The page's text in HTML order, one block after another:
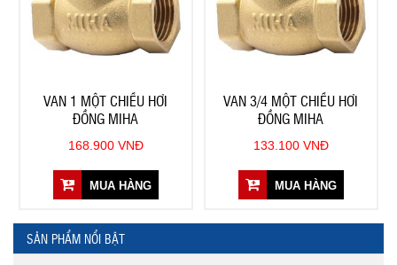
VAN 1 MỘT CHIỀU HƠI
ĐỒNG MIHA
168.900 VNĐ
MUA HÀNG
VAN 3/4 MỘT CHIỀU HƠI
ĐỒNG MIHA
133.100 VNĐ
MUA HÀNG
SẢN PHẨM NỔI BẬT